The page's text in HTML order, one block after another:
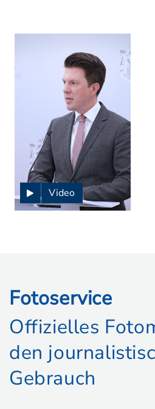
Video
Fotoservice
Offizielles
den
Gebrauch